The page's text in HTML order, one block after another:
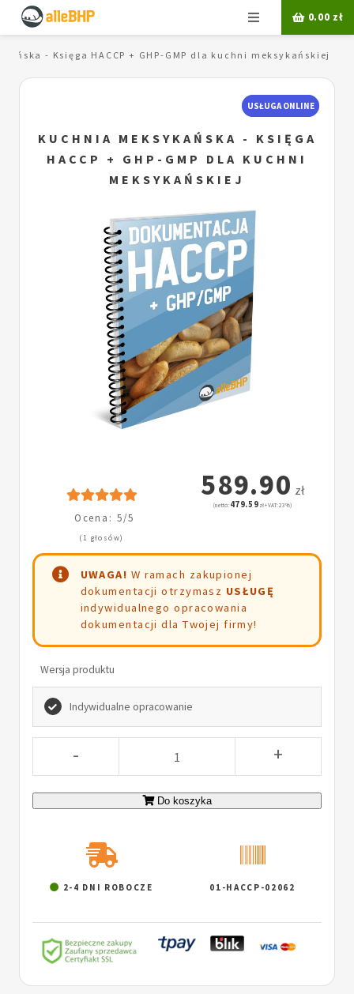
Menu 0.00 zł
- Księga HACCP + GHP-GMP dla kuchni meksykańskiej
USŁUGA ONLINE
KUCHNIA MEKSYKAŃSKA - KSIĘGA
HACCP + GHP-GMP DLA KUCHNI
MEKSYKAŃSKIEJ
Ocena: 5/5
(1 głosów)
589.90 zł
(netto: 479.59 zł + VAT: 23%)
UWAGA! W ramach zakupionej
dokumentacji otrzymasz USŁUGĘ
indywidualnego opracowania
dokumentacji dla Twojej firmy!
Wersja produktu
Indywidualne opracowanie
- +
Do koszyka
2-4 DNI ROBOCZE 01-HACCP-02062